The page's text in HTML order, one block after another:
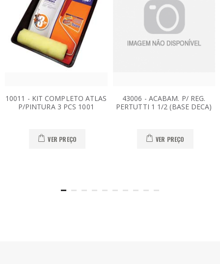
10011 - KIT COMPLETO ATLAS
P/PINTURA 3 PCS 1001
VER PREÇO
43006 - ACABAM. P/ REG.
PERTUTTI 1 1/2 (BASE DECA)
VER PREÇO